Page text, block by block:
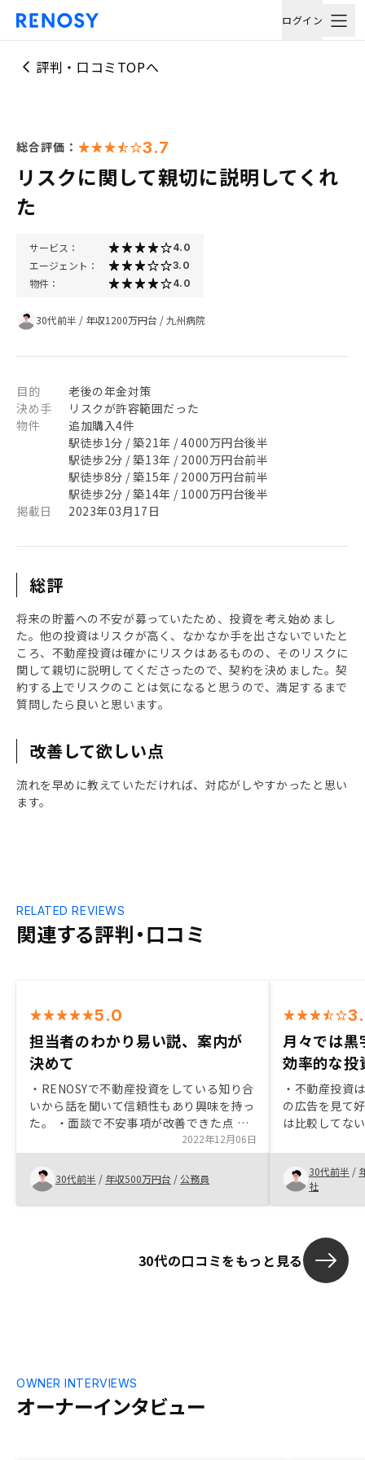
ログイン
評判・口コミTOPへ
総合評価： 3.7
リスクに関して親切に説明してくれ
た
サービス： 4.0
エージェント： 3.0
物件： 4.0
30代前半 / 年収1200万円台 /九州病院
目的
老後の年金対策
決め手
リスクが許容範囲だった
物件
追加購入4件
駅徒歩1分 / 築21年 / 4000万円台後半
駅徒歩2分 / 築13年 / 2000万円台前半
駅徒歩8分 / 築15年 / 2000万円台前半
駅徒歩2分 / 築14年 / 1000万円台後半
掲載日
2023年03月17日
総評
将来の貯蓄への不安が募っていたため、投資を考え始めまし
た。他の投資はリスクが高く、なかなか手を出さないでいたと
ころ、不動産投資は確かにリスクはあるものの、そのリスクに
関して親切に説明してくださったので、契約を決めました。契
約する上でリスクのことは気になると思うので、満足するまで
質問したら良いと思います。
改善して欲しい点
流れを早めに教えていただければ、対応がしやすかったと思い
ます。
関連する評判・口コミ
RELATED REVIEWS
5.0
担当者のわかり易い説、案内が
決めて
・RENOSYで不動産投資をしている知り合
いから話を聞いて信頼性もあり興味を持っ
た。 ・面談で不安事項が改善できた点 ・
担当者の説明や案内がわかり易く、契約ま
でスムーズにいけた点 他の投資商品との
比較でRENOSYの物件や管理体制がよかっ
た点
2022年12月06日
30代前半 / 年収500万円台 / 公務員
月々では黒
効率的な投
・不動産投資
の広告を見て
は比較してな
金を含めると
の大半を入居
して非常に効
スク(家賃下落
言いにくい部
さが信用につ
30代前半 /
社
30代の口コミをもっと見る
オーナーインタビュー
OWNER INTERVIEWS